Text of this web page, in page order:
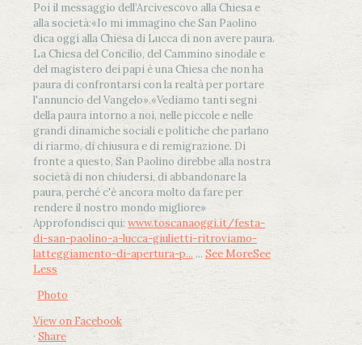
Poi il messaggio dell’Arcivescovo alla Chiesa e
alla società:«Io mi immagino che San Paolino
dica oggi alla Chiesa di Lucca di non avere paura.
La Chiesa del Concilio, del Cammino sinodale e
del magistero dei papi è una Chiesa che non ha
paura di confrontarsi con la realtà per portare
l'annuncio del Vangelo».«Vediamo tanti segni
della paura intorno a noi, nelle piccole e nelle
grandi dinamiche sociali e politiche che parlano
di riarmo, di chiusura e di remigrazione. Di
fronte a questo, San Paolino direbbe alla nostra
società di non chiudersi, di abbandonare la
paura, perché c'è ancora molto da fare per
rendere il nostro mondo migliore»
Approfondisci qui: www.toscanaoggi.it/festa-
di-san-paolino-a-lucca-giulietti-ritroviamo-
latteggiamento-di-apertura-p... ... See MoreSee
Less
Photo
View on Facebook
· Share